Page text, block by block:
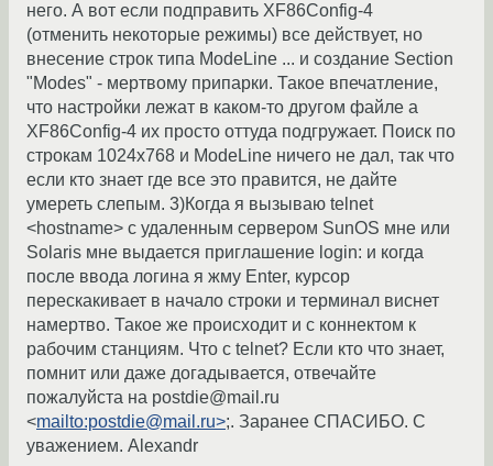
него. А вот если подправить XF86Config-4
(отменить некоторые режимы) все действует, но
внесение строк типа ModeLine ... и создание Section
"Modes" - мертвому припарки. Такое впечатление,
что настройки лежат в каком-то другом файле а
XF86Config-4 их просто оттуда подгружает. Поиск по
строкам 1024х768 и ModeLine ничего не дал, так что
если кто знает где все это правится, не дайте
умереть слепым. 3)Когда я вызываю telnet
<hostname> с удаленным сервером SunOS мне или
Solaris мне выдается приглашение login: и когда
после ввода логина я жму Enter, курсор
перескакивает в начало строки и терминал виснет
намертво. Такое же происходит и с коннектом к
рабочим станциям. Что с telnet? Если кто что знает,
помнит или даже догадывается, отвечайте
пожалуйста на postdie@mail.ru
<mailto:postdie@mail.ru>;. Заранее СПАСИБО. С
уважением. Alexandr